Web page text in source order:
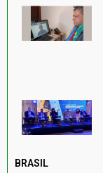
BRASIL